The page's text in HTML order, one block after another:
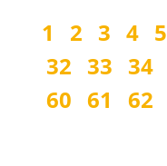
1 2 3 4 5
32 33 34
60 61 62